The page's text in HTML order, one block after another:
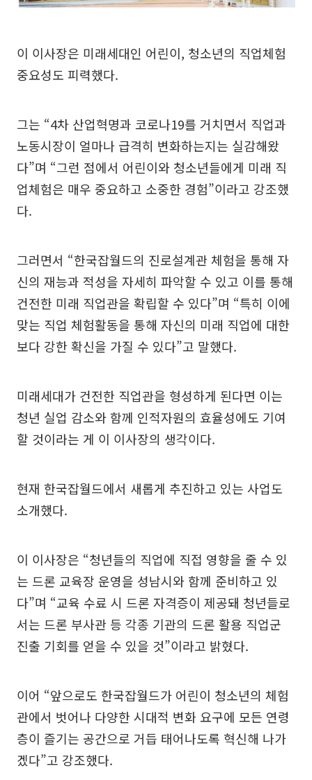
이 이사장은 미래세대인 어린이, 청소년의 직업체험
중요성도 피력했다.
그는 “4차 산업혁명과 코로나19를 거치면서 직업과
노동시장이 얼마나 급격히 변화하는지는 실감해왔
다”며 “그런 점에서 어린이와 청소년들에게 미래 직
업체험은 매우 중요하고 소중한 경험”이라고 강조했
다.
그러면서 “한국잡월드의 진로설계관 체험을 통해 자
신의 재능과 적성을 자세히 파악할 수 있고 이를 통해
건전한 미래 직업관을 확립할 수 있다”며 “특히 이에
맞는 직업 체험활동을 통해 자신의 미래 직업에 대한
보다 강한 확신을 가질 수 있다”고 말했다.
미래세대가 건전한 직업관을 형성하게 된다면 이는
청년 실업 감소와 함께 인적자원의 효율성에도 기여
할 것이라는 게 이 이사장의 생각이다.
현재 한국잡월드에서 새롭게 추진하고 있는 사업도
소개했다.
이 이사장은 “청년들의 직업에 직접 영향을 줄 수 있
는 드론 교육장 운영을 성남시와 함께 준비하고 있
다”며 “교육 수료 시 드론 자격증이 제공돼 청년들로
서는 드론 부사관 등 각종 기관의 드론 활용 직업군
진출 기회를 얻을 수 있을 것”이라고 밝혔다.
이어 “앞으로도 한국잡월드가 어린이 청소년의 체험
관에서 벗어나 다양한 시대적 변화 요구에 모든 연령
층이 즐기는 공간으로 거듭 태어나도록 혁신해 나가
겠다”고 강조했다.